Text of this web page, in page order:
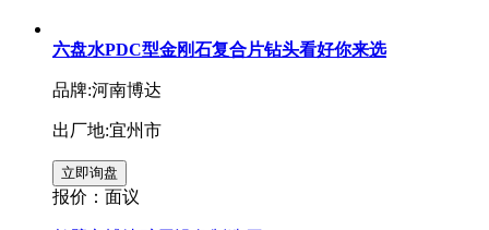
六盘水PDC型金刚石复合片钻头看好你来选
品牌:河南博达
出厂地:宜州市
报价： 面议